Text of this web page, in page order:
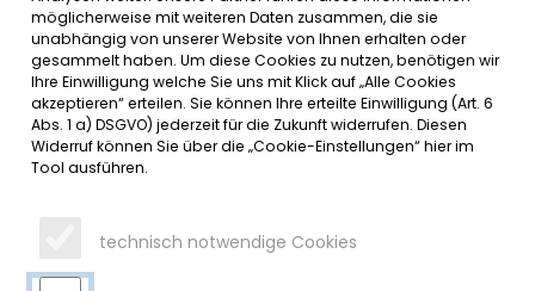
DATUMSMENÜ
JAHR WÄHLEN
MONAT WÄHLEN
möglicherweise mit weiteren Daten zusammen, die sie
unabhängig von unserer Website von Ihnen erhalten oder
gesammelt haben. Um diese Cookies zu nutzen, benötigen wir
Ihre Einwilligung welche Sie uns mit Klick auf „Alle Cookies
akzeptieren“ erteilen. Sie können Ihre erteilte Einwilligung (Art. 6
Abs. 1 a) DSGVO) jederzeit für die Zukunft widerrufen. Diesen
Widerruf können Sie über die „Cookie-Einstellungen“ hier im
Tool ausführen.
technisch notwendige Cookies